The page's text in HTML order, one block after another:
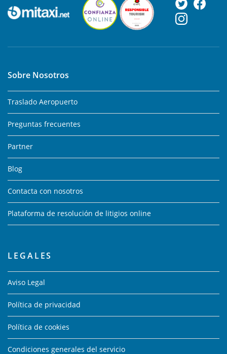
Sobre Nosotros
Traslado Aeropuerto
Preguntas frecuentes
Partner
Blog
Contacta con nosotros
Plataforma de resolución de litigios online
LEGALES
Aviso Legal
Política de privacidad
Política de cookies
Condiciones generales del servicio